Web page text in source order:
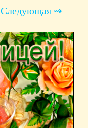
Следующая ⇝